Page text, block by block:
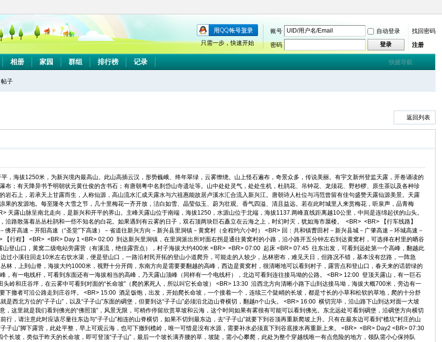
账号 自动登录
找回密码
密码
登录 注册
只需一步，快速开始
快捷导航
相册 家园 群组 排行榜 记录
帖子
返回列表
，海拔1250米，为新兴境内最高山。此山高插云汉，形势巍峨、终年翠绿，云雾缭绕。山上怪石遍布，奇景众多，传说美丽。有宇文新州登监天露，开卷诵读的
布；有天降异书予明朝状元黄仕俊的含书石；有唐朝粤中名刹岱山寺遗址等。山中处处灵气，处处生机，杜鹃花、吊钟花、龙须花、野杪椤、原生茶以及各种珍
岩石上，若承天上甘露而生，人称仙源，高山流水汇成天露水与六祖惠能故居卢溪水汇合流入新兴江。唐朝诗人杜位与冯范曾留有佳句盛赞天露仙源美景。天露
果的发源地。每至隆冬大雪之节，几十里梅花一齐开放，洁白如雪、晶莹似玉、蔚为壮观、香气四溢、清且益远。若在此时城里人来赏梅花，听泉声，品青梅
天露山脉呈南北走向，是新兴和开平的界山。主峰天露山位于南端，海拔1250，水源山位于北端，海拔1137.两峰直线距离越10公里，中间是连绵起伏的山头。
沿路散落着丛丛杜鹃和一些不知名的白花。如果遇到有云雾的日子，双石顶两块巨石矗立在云海之上，时幻时灭，犹如海市蜃楼。 <BR> <BR> 【行车线路】
开高速－开阳高速（“圣堂”下高速）－省道往新兴方向－新兴县里洞镇－黄窝村（全程约六小时） <BR> 回：共和镇曹田村－新兴县城－广肇高速－环城高速－
行程】 <BR> <BR> Day 1 <BR> 02:00 到达新兴里洞镇，在里洞派出所对面右拐是通往黄窝村的小路，沿小路开五分钟左右到达黄窝村，可选择在村里的晒谷
山登山口，黄窝二级电站旁露营（有溪流，绝佳露营点），村子海拔大约400米 <BR> <BR> 07:00 起床 <BR> 07:45 往东出发，可看到远处第一个高峰，翻越此
过小溪往回走10米左右饮水渠，便是登山口，一路沿村民开拓的登山小道爬升，可能走的人较少，丛林密布，难见天日，但路况不错，基本没有岔路，一阵急
林，上到山脊，海拔大约1000米，视野十分开阔，东南方向是需要要翻越的高峰，西边是黄窝村，很清晰地可以看到村子，露营点和登山口，春天来的话碧绿的
，有一电线杆，可看到东面还有一海拔相当的高峰，乃天露山顶峰（同样有一个电线杆），北边可看到连往接马坳的公路。 <BR> 12:00 登顶天露山，有一巨石
头岭和庄谷坪，在云雾中可看到对面的“长命坡”（爬的累死人，所以叫它长命坡） <BR> 13:30 沿西北方向清晰小路下山到达接马坳，海拔大概700米，旁边有一
下撤者可沿公路走到庄谷坪。 <BR> 15:00 酒足饭饱，出发，开始爬长命坡，一个接着一个，连续三个陡峭的长坡，都是寸长的小草和松软的草地，爬的十分舒
西北方位的“子子山”，以及“子子山”东面的碉堡，但要到达“子子山”必须沿北边山脊横切，翻越n个山头。 <BR> 16:00 横切完毕，沿山路下山到达对面一大坡
，这里就是我们看到佛光的“佛照顶”，风景无限，可稍作停留欣赏草坡和云海，这个时间如果有雾很有可能可以看到佛光。东北远处可看到碉堡，沿碉堡方向横切
，请注意此时应该尽量往东边与“子子山”相连的山脊横切，如果不切到最东边，去“子子山”就要下到谷顶再重新爬坡上升。只有在最东边可看到“榄坑”村庄的山
子山”脚下露营，此处平整，早上可观云海，也可下撤到榄岭，唯一可惜是没有水源，需要补水必须直下到谷底接水再重新上来。 <BR> <BR> Day2 <BR> 07:30
个长坡，类似于昨天的长命坡，即可登顶“子子山”，最后一个坡长满齐腰的草，坡陡，需小心攀爬，此处为整个穿越线唯一有点危险的地方，领队需小心保持队